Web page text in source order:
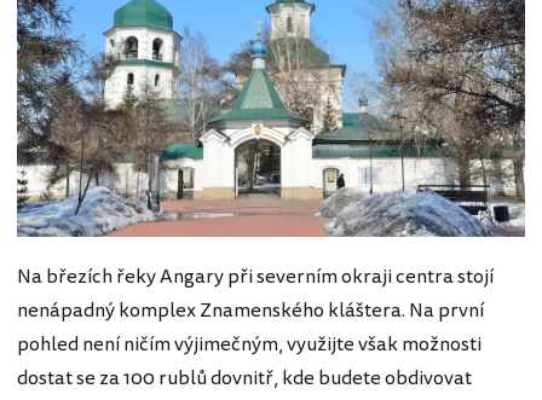
Na březích řeky Angary při severním okraji centra stojí
nenápadný komplex Znamenského kláštera. Na první
pohled není ničím výjimečným, využijte však možnosti
dostat se za 100 rublů dovnitř, kde budete obdivovat